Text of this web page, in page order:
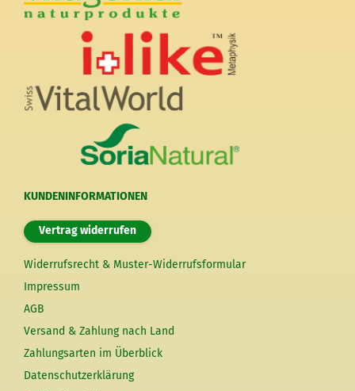
KUNDENINFORMATIONEN
Vertrag widerrufen
Widerrufsrecht & Muster-Widerrufsformular
Impressum
AGB
Versand & Zahlung nach Land
Zahlungsarten im Überblick
Datenschutzerklärung